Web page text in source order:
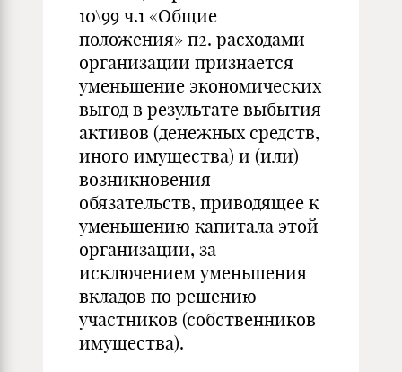
10\99 ч.1 «Общие
положения» п2. расходами
организации признается
уменьшение экономических
выгод в результате выбытия
активов (денежных средств,
иного имущества) и (или)
возникновения
обязательств, приводящее к
уменьшению капитала этой
организации, за
исключением уменьшения
вкладов по решению
участников (собственников
имущества).